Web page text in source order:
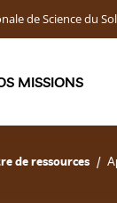
de Science du
MISSIONS
de ressources